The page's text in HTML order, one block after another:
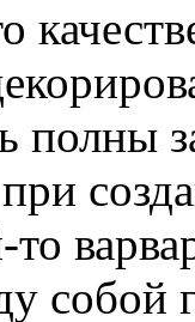
полны
то